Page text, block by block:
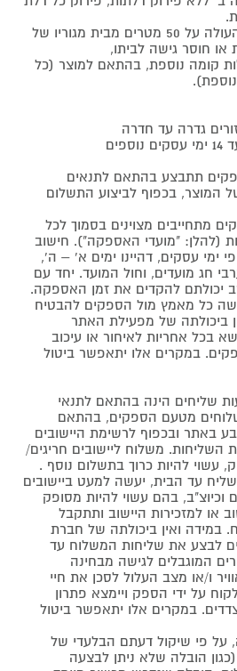
באם קיים מרחק הליכה העולה על 50 מטרים מבית מגוריו של
חוסר גישה לביתו,
קומה נוספת, בהתאם למוצר (כל
גדרה עד חדרה
תתבצע בהתאם לתנאים
המוצר, בכפוף לביצוע התשלום
מתחייבים מצוינים בסמוך לכל
(להלן: "מועדי האספקה"). חישוב
ימי עסקים, דהיינו ימים א' – ה',
חג מועדים, וחול המועד. יחד עם
יכולתם להקדים את זמן האספקה.
כל מאמץ מול הספקים להבטיח
ביכולתה של מפעילת האתר
בכל אחריות לאיחור או עיכוב
במקרים אלו יתאפשר ביטול
שליחים הינה בהתאם לתנאי
מטעם הספקים, בהתאם
באתר ובכפוף לרשימת היישובים
משלוח ליישובים חריגים/
עשוי להיות כרוך בתשלום נוסף .
עד הבית, יעשה למעט ביישובים
וכיוצ"ב, בהם עשוי להיות מסופק
או למזכירות היישוב ותתקבל
במידה ואין ביכולתה של חברת
לבצע את שליחות המשלוח עד
המוגבלים לגישה מבחינה
ו/או מצב העלול לסכן את חיי
על ידי הספק ויימצא פתרון
במקרים אלו יתאפשר ביטול
על פי שיקול דעתם הבלעדי של
הובלה שלא ניתן לבצעה